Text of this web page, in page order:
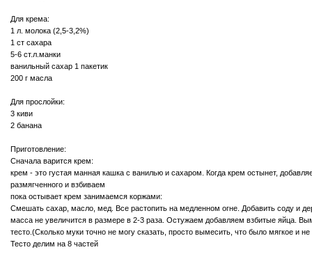
Для крема:
1 л. молока (2,5-3,2%)
1 ст сахара
5-6 ст.л.манки
ванильный сахар 1 пакетик
200 г масла
Для прослойки:
3 киви
2 банана
Приготовление:
Сначала варится крем:
крем - это густая манная кашка с ванилью и сахаром. Когда крем остынет,
размягченного и взбиваем
пока остывает крем занимаемся коржами:
Смешать сахар, масло, мед. Все растопить на медленном огне. Добавить соду и
масса не увеличится в размере в 2-3 раза. Остужаем добавляем взбитые яйца.
тесто.(Сколько муки точно не могу сказать, просто вымесить, что было мягкое и
Тесто делим на 8 частей